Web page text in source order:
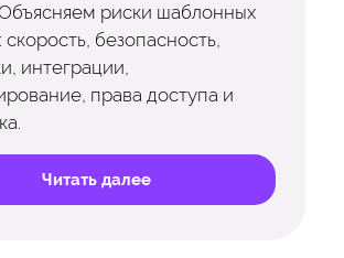
риски шаблонных
безопасность,
интеграции,
права доступа и
Читать далее